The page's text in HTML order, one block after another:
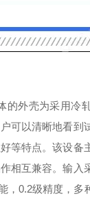
的外壳为采用冷
可以清晰地看到
等特点。该设备
相互兼容。输入
0.2级精度，多